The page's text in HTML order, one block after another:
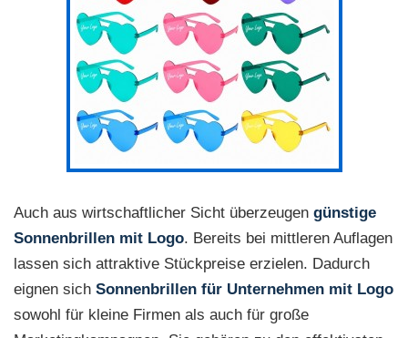
Auch aus wirtschaftlicher Sicht überzeugen günstige
Sonnenbrillen mit Logo. Bereits bei mittleren Auflagen
lassen sich attraktive Stückpreise erzielen. Dadurch
eignen sich Sonnenbrillen für Unternehmen mit Logo
sowohl für kleine Firmen als auch für große